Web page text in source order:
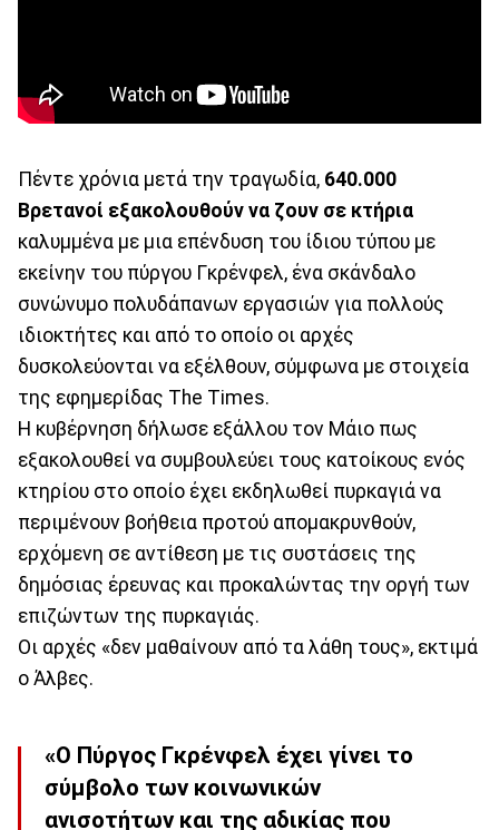
Πέντε χρόνια μετά την τραγωδία, 640.000
Βρετανοί εξακολουθούν να ζουν σε κτήρια
καλυμμένα με μια επένδυση του ίδιου τύπου με
εκείνην του πύργου Γκρένφελ, ένα σκάνδαλο
συνώνυμο πολυδάπανων εργασιών για πολλούς
ιδιοκτήτες και από το οποίο οι αρχές
δυσκολεύονται να εξέλθουν, σύμφωνα με στοιχεία
της εφημερίδας The Times.
Η κυβέρνηση δήλωσε εξάλλου τον Μάιο πως
εξακολουθεί να συμβουλεύει τους κατοίκους ενός
κτηρίου στο οποίο έχει εκδηλωθεί πυρκαγιά να
περιμένουν βοήθεια προτού απομακρυνθούν,
ερχόμενη σε αντίθεση με τις συστάσεις της
δημόσιας έρευνας και προκαλώντας την οργή των
επιζώντων της πυρκαγιάς.
Οι αρχές «δεν μαθαίνουν από τα λάθη τους», εκτιμά
ο Άλβες.
«Ο Πύργος Γκρένφελ έχει γίνει το
σύμβολο των κοινωνικών
ανισοτήτων και της αδικίας που